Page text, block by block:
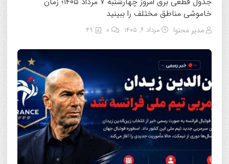
خاموشی مناطق مختلف را ببینید
مدیر محتوا مرداد ۶, ۱۴۰۵ 49